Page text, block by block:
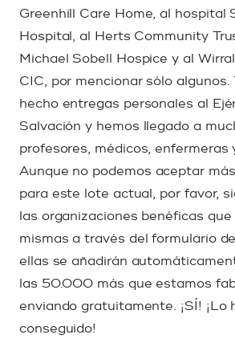
Greenhill Care Home, al hospital
Hospital, al Herts Community
Michael Sobell Hospice y al
CIC, por mencionar sólo algunos.
hecho entregas personales al
Salvación y hemos llegado a
profesores, médicos, enfermeras
Aunque no podemos aceptar
para este lote actual, por favor,
las organizaciones benéficas
mismas a través del formulario
ellas se añadirán
las 50.000 más que estamos
enviando gratuitamente. ¡SÍ! ¡Lo
conseguido!